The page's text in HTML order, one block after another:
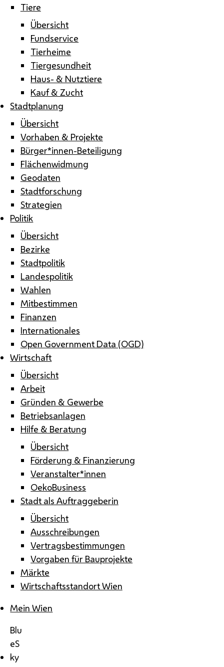
Tiere
Übersicht
Fundservice
Tierheime
Tiergesundheit
Haus- & Nutztiere
Kauf & Zucht
Stadtplanung
Übersicht
Vorhaben & Projekte
Bürger*innen-Beteiligung
Flächenwidmung
Geodaten
Stadtforschung
Strategien
Politik
Übersicht
Bezirke
Stadtpolitik
Landespolitik
Wahlen
Mitbestimmen
Finanzen
Internationales
Open Government Data (OGD)
Wirtschaft
Übersicht
Arbeit
Gründen & Gewerbe
Betriebsanlagen
Hilfe & Beratung
Übersicht
Förderung & Finanzierung
Veranstalter*innen
OekoBusiness
Stadt als Auftraggeberin
Übersicht
Ausschreibungen
Vertragsbestimmungen
Vorgaben für Bauprojekte
Märkte
Wirtschaftsstandort Wien
Mein Wien
Blu
eS
ky